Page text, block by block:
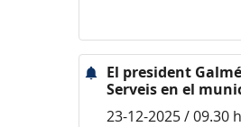
El president
Serveis en el
23-12-2025 / 09.30 h